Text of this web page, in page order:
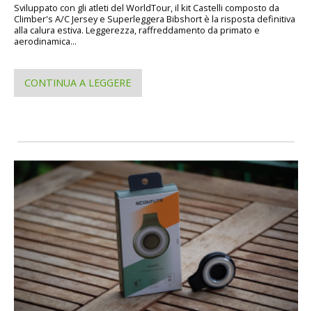
Sviluppato con gli atleti del WorldTour, il kit Castelli composto da
Climber's A/C Jersey e Superleggera Bibshort è la risposta definitiva
alla calura estiva. Leggerezza, raffreddamento da primato e
aerodinamica...
CONTINUA A LEGGERE